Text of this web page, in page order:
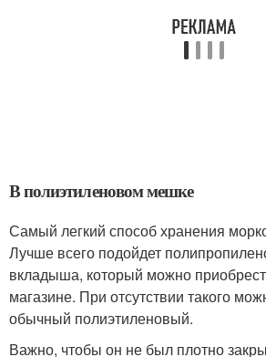
В полиэтиленовом мешке
Самый легкий способ хранения
Лучше всего подойдет
вкладыша, который можно
магазине. При отсутствии такого
обычный полиэтиленовый.
Важно, чтобы он не был плотно